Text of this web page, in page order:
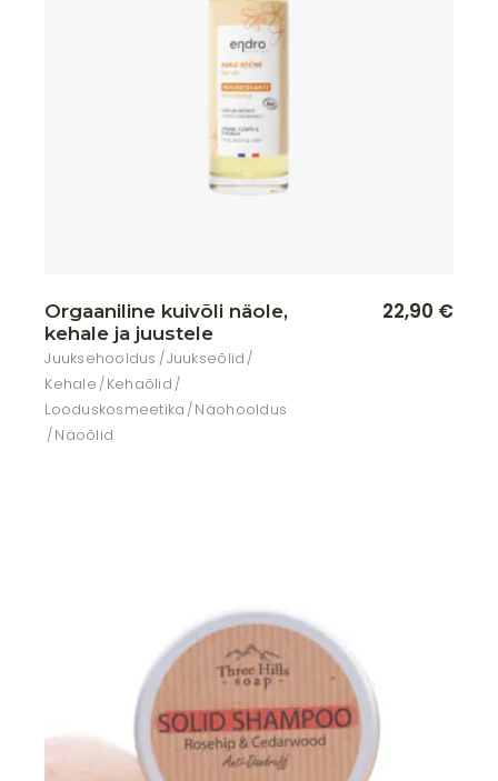
Orgaaniline kuivõli näole,
kehale ja juustele
Juuksehooldus Juukseõlid
Kehale Kehaõlid
Looduskosmeetika Näohooldus
Näoõlid
22,90 €